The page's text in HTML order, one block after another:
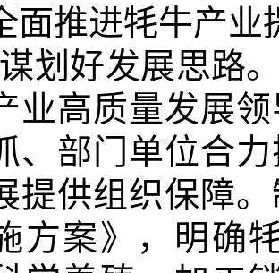
面推进牦牛产业
谋划好发展思路
业高质量发展
、部门单位合
提供组织保障
方案》， 明确